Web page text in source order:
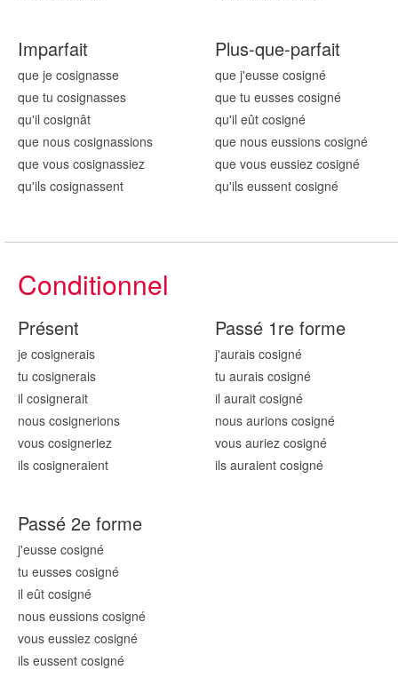
Imparfait
que je cosignasse
que tu cosignasses
qu'il cosignât
que nous cosignassions
que vous cosignassiez
qu'ils cosignassent
Plus-que-parfait
que j'eusse cosigné
que tu eusses cosigné
qu'il eût cosigné
que nous eussions cosigné
que vous eussiez cosigné
qu'ils eussent cosigné
Conditionnel
Présent
je cosignerais
tu cosignerais
il cosignerait
nous cosignerions
vous cosigneriez
ils cosigneraient
Passé 1re forme
j'aurais cosigné
tu aurais cosigné
il aurait cosigné
nous aurions cosigné
vous auriez cosigné
ils auraient cosigné
Passé 2e forme
j'eusse cosigné
tu eusses cosigné
il eût cosigné
nous eussions cosigné
vous eussiez cosigné
ils eussent cosigné